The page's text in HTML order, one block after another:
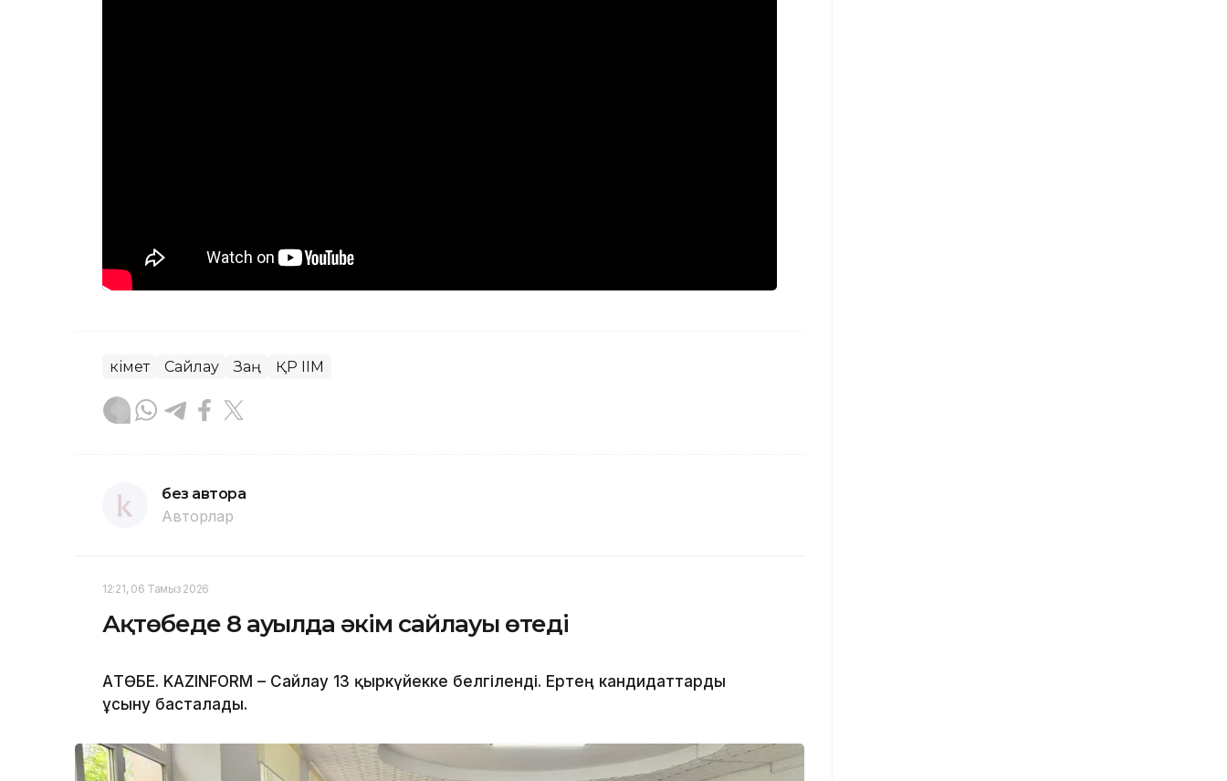
Үкімет Сайлау Заң ҚР ІІМ
без автора
Авторлар
12:21, 06 Тамыз 2026
Ақтөбеде 8 ауылда әкім сайлауы өтеді
АҚТӨБЕ. KAZINFORM – Сайлау 13 қыркүйекке белгіленді. Ертең кандидаттарды
ұсыну басталады.